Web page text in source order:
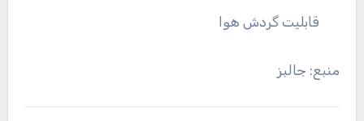
قابلیت گردش هوا
منبع: جالبز